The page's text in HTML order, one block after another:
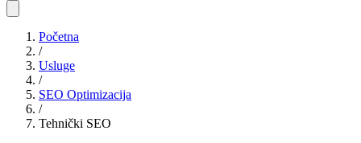
Početna
/
Usluge
/
SEO Optimizacija
/
Tehnički SEO